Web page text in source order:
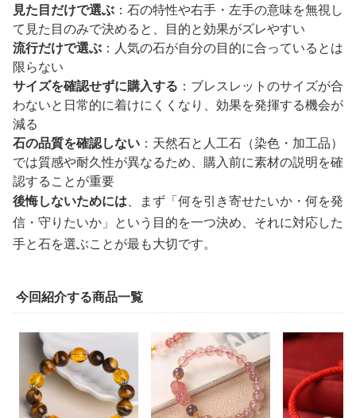
見た目だけで選ぶ ：石の特性や右手・左手の意味を無視し
て見た目のみで決めると、目的と効果がズレやすい
流行だけで選ぶ ：人気の石が自分の目的に合っているとは
限らない
サイズを確認せずに購入する ：ブレスレットのサイズが合
わないと日常的に着けにくくなり、効果を発揮する機会が
減る
石の品質を確認しない ：天然石と人工石（染色・加工品）
では質感や耐久性が異なるため、購入前に素材の説明を確
認することが重要
後悔しないためには、まず「何を引き寄せたいか・何を発
信・守りたいか」という目的を一つ決め、それに対応した
手と石を選ぶことが最も大切です。
今回紹介する商品一覧